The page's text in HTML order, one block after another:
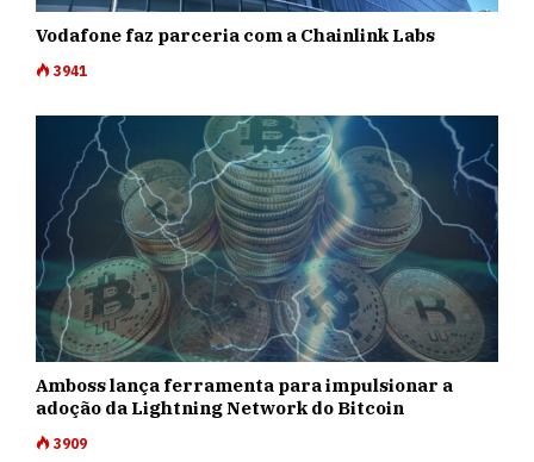
Vodafone faz parceria com a Chainlink Labs
3941
Amboss lança ferramenta para impulsionar a
adoção da Lightning Network do Bitcoin
3909